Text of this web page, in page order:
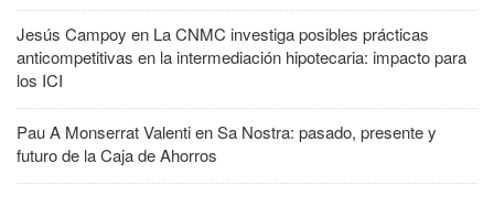
Jesús Campoy en La CNMC investiga posibles prácticas
anticompetitivas en la intermediación hipotecaria: impacto para
los ICI
Pau A Monserrat ValentienSa Nostra: pasado, presente y
futuro de la Caja de Ahorros